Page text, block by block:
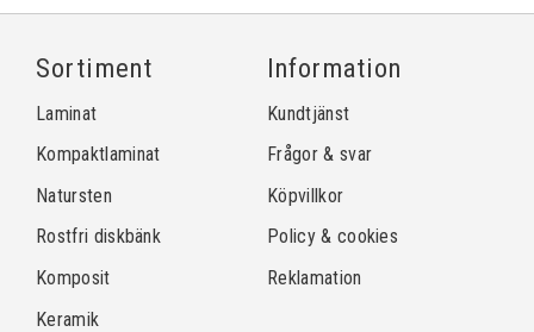
Sortiment
Laminat
Kompaktlaminat
Natursten
Rostfri diskbänk
Komposit
Keramik
Information
Kundtjänst
Frågor & svar
Köpvillkor
Policy & cookies
Reklamation